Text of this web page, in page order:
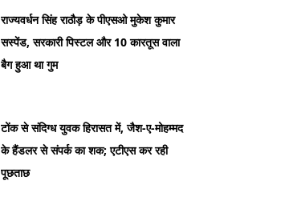
राज्यवर्धन सिंह राठौड़ के पीएसओ मुकेश कुमार
सस्पेंड, सरकारी पिस्टल और 10 कारतूस वाला
बैग हुआ था गुम
टोंक से संदिग्ध युवक हिरासत में, जैश-ए-मोहम्मद
के हैंडलर से संपर्क का शक; एटीएस कर रही
पूछताछ